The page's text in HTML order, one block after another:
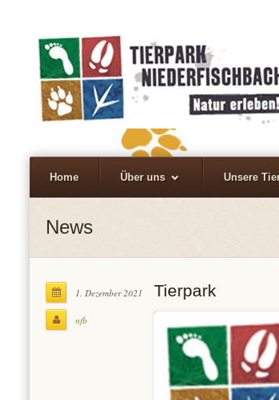
Home Über uns Unsere
News
1. Dezember 2021
nfb
Tierpark